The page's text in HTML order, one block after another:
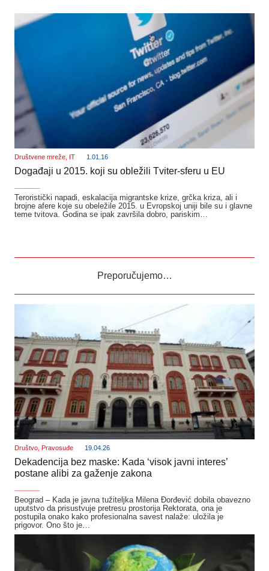
Društvene mreže IT 1.01.16
Događaji u 2015. koji su obležili Tviter-sferu u EU
Teroristički napadi, eskalacija migrantske krize, grčka kriza, ali i
brojne afere koje su obeležile 2015. u Evropskoj uniji bile su i glavne
teme tvitova. Godina se ipak završila dobro, pariskim…
Preporučujemo…
Društvo Pravosuđe 19.04.26
Dekadencija bez maske: Kada ‘visok javni interes’
postane alibi za gaženje zakona
Beograd – Kada je javna tužiteljka Milena Đorđević dobila obavezno
uputstvo da prisustvuje pretresu prostorija Rektorata, ona je
postupila onako kako profesionalna savest nalaže: uložila je
prigovor. Ono što je…